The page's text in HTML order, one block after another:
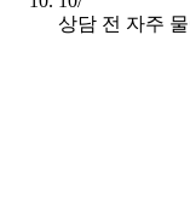
상담 전 자주